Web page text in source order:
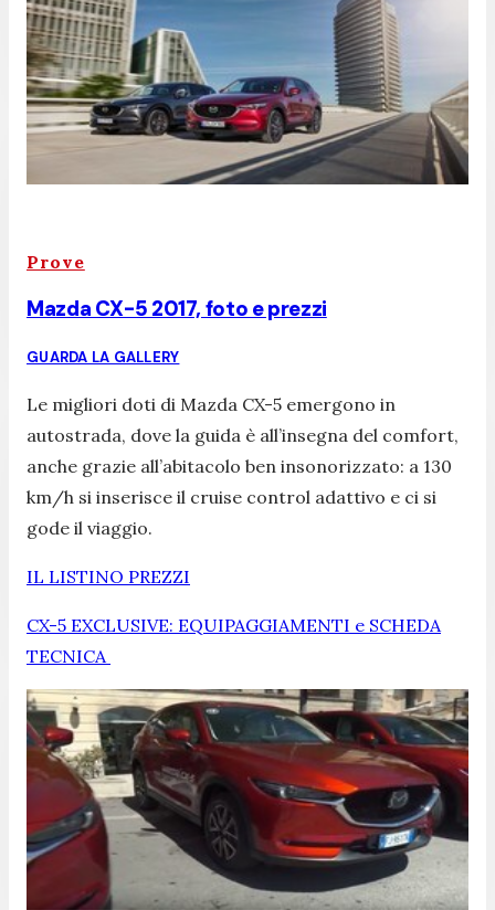
Prove
Mazda CX-5 2017, foto e prezzi
GUARDA LA GALLERY
Le migliori doti di Mazda CX-5 emergono in
autostrada, dove la guida è all’insegna del comfort,
anche grazie all’abitacolo ben insonorizzato: a 130
km/h si inserisce il cruise control adattivo e ci si
gode il viaggio.
IL LISTINO PREZZI
CX-5 EXCLUSIVE: EQUIPAGGIAMENTI e SCHEDA
TECNICA